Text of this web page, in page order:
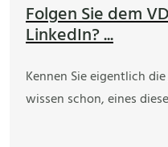
Folgen Sie dem
LinkedIn? ...
Kennen Sie eigentlich die
wissen schon, eines